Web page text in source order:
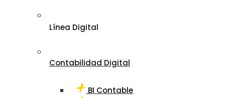
Línea Digital
Contabilidad Digital
BI Contable